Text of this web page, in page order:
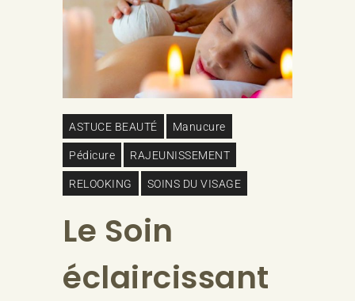
ASTUCE BEAUTÉ Manucure
Pédicure RAJEUNISSEMENT
RELOOKING SOINS DU VISAGE
Le Soin
éclaircissant